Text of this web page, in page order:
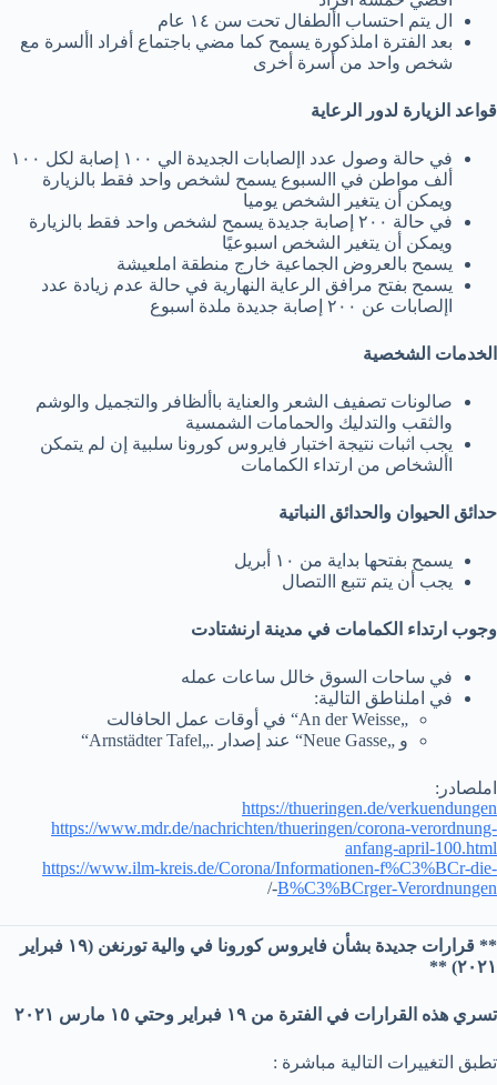
ال يتم احتساب األطفال تحت سن ١٤ عام
بعد الفترة املذكورة يسمح كما مضي باجتماع أفراد األسرة مع
شخص واحد من أسرة أخرى
قواعد الزيارة لدور الرعاية
في حالة وصول عدد اإلصابات الجديدة الي ١٠٠ إصابة لكل ١٠٠
ألف مواطن في االسبوع يسمح لشخص واحد فقط بالزيارة
ويمكن أن يتغير الشخص يوميا
في حالة ٢٠٠ إصابة جديدة يسمح لشخص واحد فقط بالزيارة
ويمكن أن يتغير الشخص اسبوعيًا
يسمح بالعروض الجماعية خارج منطقة املعيشة
يسمح بفتح مرافق الرعاية النهارية في حالة عدم زيادة عدد
اإلصابات عن ٢٠٠ إصابة جديدة ملدة اسبوع
الخدمات الشخصية
صالونات تصفيف الشعر والعناية باألظافر والتجميل والوشم
والثقب والتدليك والحمامات الشمسية
يجب اثبات نتيجة اختبار فايروس كورونا سلبية إن لم يتمكن
األشخاص من ارتداء الكمامات
حدائق الحيوان والحدائق النباتية
يسمح بفتحها بداية من ١٠ أبريل
يجب أن يتم تتبع االتصال
وجوب ارتداء الكمامات في مدينة ارنشتادت
في ساحات السوق خالل ساعات عمله
في املناطق التالية:
„An der Weisse“ في أوقات عمل الحافالت
و „Neue Gasse“ عند إصدار .„Arnstädter Tafel“
املصادر:
https://thueringen.de/verkuendungen
https://www.mdr.de/nachrichten/thueringen/corona-verordnung-
anfang-april-100.html
https://www.ilm-kreis.de/Corona/Informationen-f%C3%BCr-die-
B%C3%BCrger-Verordnungen
-/
** قرارات جديدة بشأن فايروس كورونا في والية تورنغن (١٩ فبراير
٢٠٢١) **
تسري هذه القرارات في الفترة من ١٩ فبراير وحتي ١٥ مارس ٢٠٢١
تطبق التغييرات التالية مباشرة :